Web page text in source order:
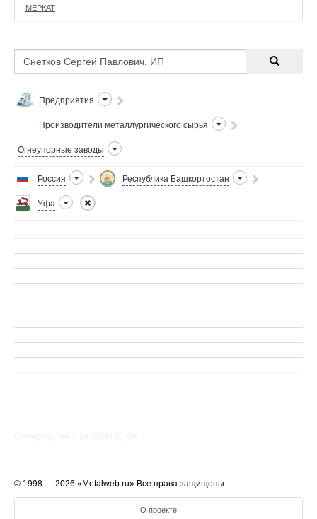
МЕРКАТ
Предприятия
Производители металлургического сырья
Огнеупорные заводы
Россия Республика Башкортостан
Уфа
© 1998 — 2026 «Metalweb.ru» Все права защищены.
О проекте